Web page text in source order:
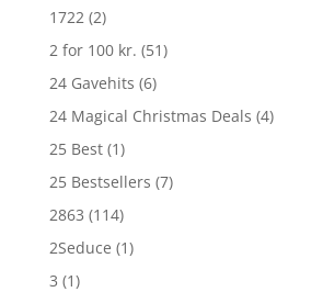
1722 (2)
2 for 100 kr. (51)
24 Gavehits (6)
24 Magical Christmas Deals (4)
25 Best (1)
25 Bestsellers (7)
2863 (114)
2Seduce (1)
3 (1)